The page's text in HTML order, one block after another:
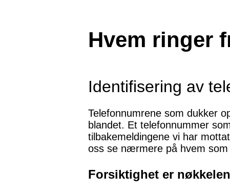
Hvem ringer
Identifisering av
Telefonnumrene som dukker
blandet. Et telefonnummer
tilbakemeldingene vi har
oss se nærmere på hvem
Forsiktighet er nøkkelen